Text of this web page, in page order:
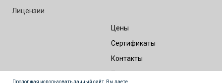
Продолжая использовать данный сайт, Вы даете
Лицензии
Цены
Сертификаты
Контакты
Правовые документы